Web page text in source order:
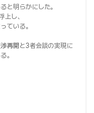
と明らかにした。
上し、
ている。
再開 と3者会談の実現に
。